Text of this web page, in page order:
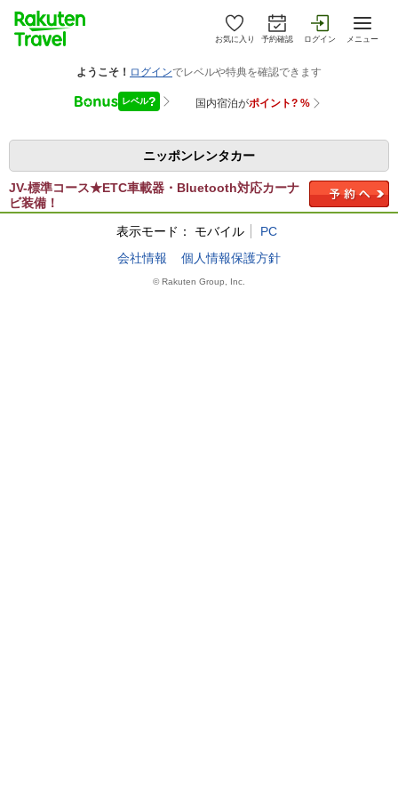
お気に入り 予約確認 ログイン メニュー
ニッポンレンタカー
JV-標準コース★ETC車載器・Bluetooth対応カーナ
ビ装備！
表示モード：
モバイル
PC
会社情報
個人情報保護方針
© Rakuten Group, Inc.